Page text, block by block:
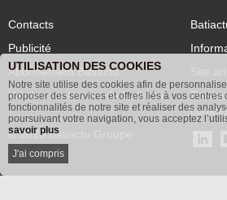
Contacts
Publicité
Abonnement Batiactu
Voir les contenus+ de Batiactu
© 2026 Batiactu Groupe
UTILISATION DES COOKIES
Notre site utilise des cookies afin de
proposer des services et offres liés à vos centres
fonctionnalités de notre site et réaliser des
poursuivant votre navigation, vous acceptez
savoir plus
J'ai compris